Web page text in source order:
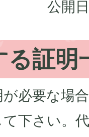
公開
る証明
必要な場
下さい。